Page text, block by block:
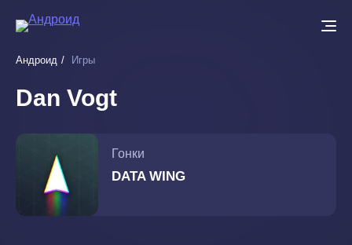
основному
Андроид Игры
Dan Vogt
Гонки
DATA WING